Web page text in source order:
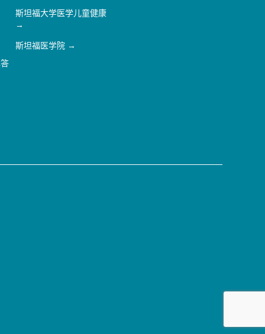
斯坦福大学医学儿童健康
斯坦福医学院